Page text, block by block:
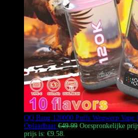
QQ Bang 120000 Puffs Wegwerp
Oplaadbaar €49.99 Oorspronkelijke
prijs is: €9.58.